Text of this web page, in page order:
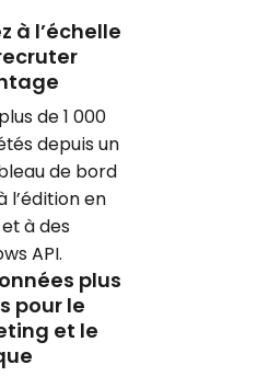
à l’échelle
de 1 000
depuis un
de bord
l’édition en
à des
API.
plus
pour le
et le